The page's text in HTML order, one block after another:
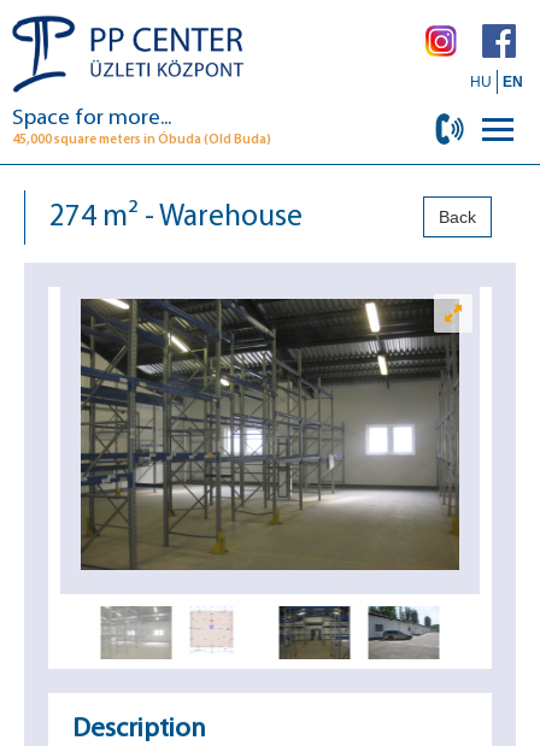
Space for more...
45,000 square meters in Óbuda (Old Buda)
HU EN
274 m² - Warehouse Back
Description